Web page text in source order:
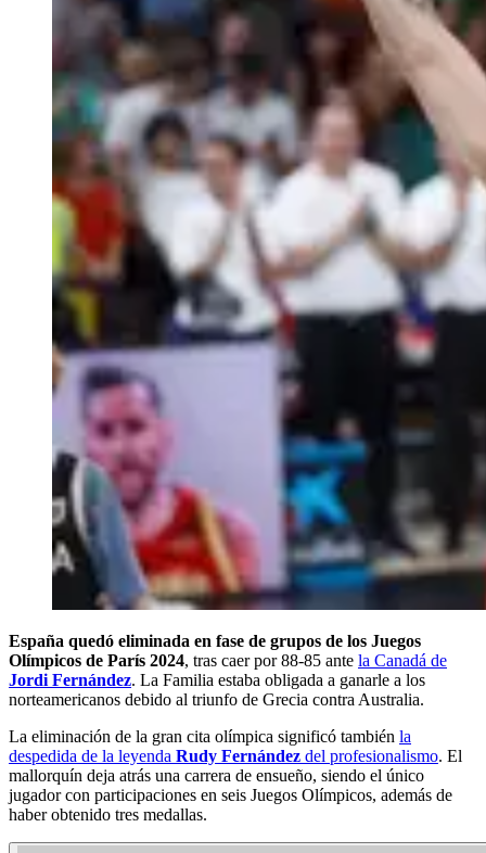
España quedó eliminada en fase de grupos de los Juegos
Olímpicos de París 2024, tras caer por 88-85 ante la Canadá de
Jordi Fernández. La Familia estaba obligada a ganarle a los
norteamericanos debido al triunfo de Grecia contra Australia.
La eliminación de la gran cita olímpica significó también la
despedida de la leyenda Rudy Fernández del profesionalismo. El
mallorquín deja atrás una carrera de ensueño, siendo el único
jugador con participaciones en seis Juegos Olímpicos, además de
haber obtenido tres medallas.